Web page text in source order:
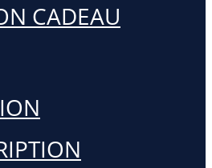
CADEAU